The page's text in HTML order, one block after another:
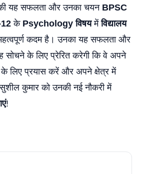
यह सफलता और उनका चयन BPSC
12 के Psychology विषयमेंविद्यालय
कदम है। उनका यह सफलता और
सोचने के लिए प्रेरित करेगी कि वे अपने
के लिए प्रयास करें और अपने क्षेत्र में
सुशील कुमार को उनकी नई नौकरी में
!